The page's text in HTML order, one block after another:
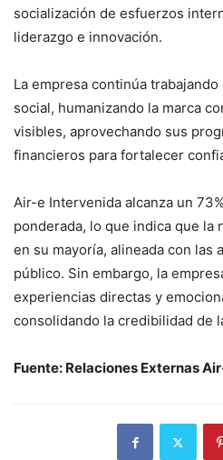
socialización de esfuerzos
liderazgo e innovación.
La empresa continúa
social, humanizando la marca
visibles, aprovechando sus
financieros para fortalecer
Air-e Intervenida alcanza un
ponderada, lo que indica que la
en su mayoría, alineada con las
público. Sin embargo, la
experiencias directas y
consolidando la credibilidad de
Fuente: Relaciones Externas